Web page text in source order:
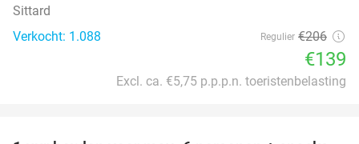
Sittard
Verkocht: 1.088
Regulier €206
€139
Excl. ca. €5,75 p.p.p.n. toeristenbelasting